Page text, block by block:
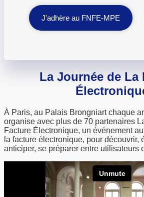
J'adhère au FNFE-MPE
La Journée de La
À Paris, au Palais Brongniart chaque
organise avec plus de 70 partenaires
Facture Électronique, un événement
la facture électronique, pour découvrir,
anticiper, se préparer entre utilisateurs